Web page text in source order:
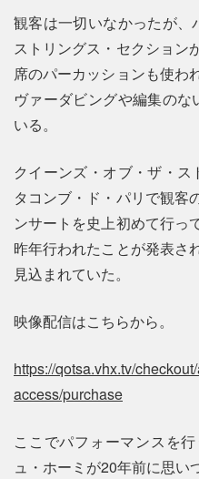
観客は一切いなかったが
ストリングス・セクション
席のパーカッションも使わ
ヴァーダビングや編集の
いる。
クイーンズ・オブ・ザ・
タコンブ・ド・パリで観客
ンサートを史上初めて行っ
昨年行われたことが発表さ
見込まれていた。
映像配信はこちらから。
https://qotsa.vhx.tv/
access/purchase
ここでパフォーマンスを
ュ・ホーミが20年前に思